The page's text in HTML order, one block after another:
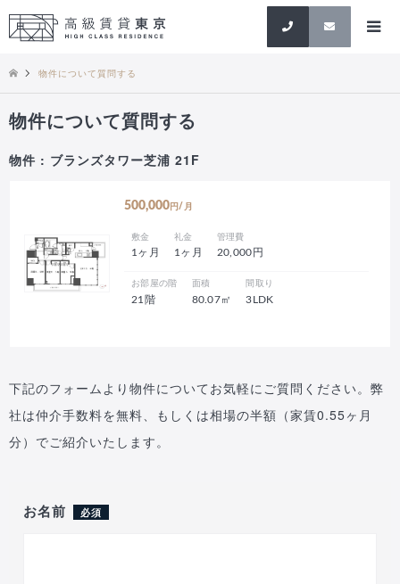
検索
物件について質問する
物件について質問する
物件 : ブランズタワー芝浦 21F
500,000 円/月
敷金
1ヶ月
礼金
1ヶ月
管理費
20,000円
お部屋の階
21階
面積
80.07㎡
間取り
3LDK
下記のフォームより物件についてお気軽にご質問ください。弊
社は仲介手数料を無料、もしくは相場の半額（家賃0.55ヶ月
分）でご紹介いたします。
お名前 必須